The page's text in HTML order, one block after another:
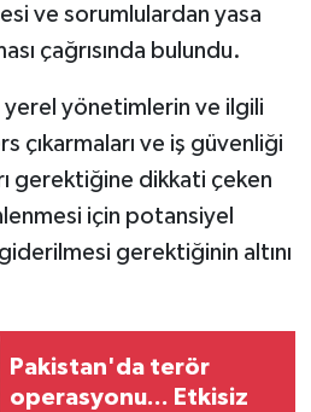
ve sorumlulardan yasa
çağrısında bulundu.
yönetimlerin ve ilgili
çıkarmaları ve iş güvenliği
gerektiğine dikkati çeken
için potansiyel
gerektiğinin altını
Pakistan'da terör
operasyonu... Etkisiz